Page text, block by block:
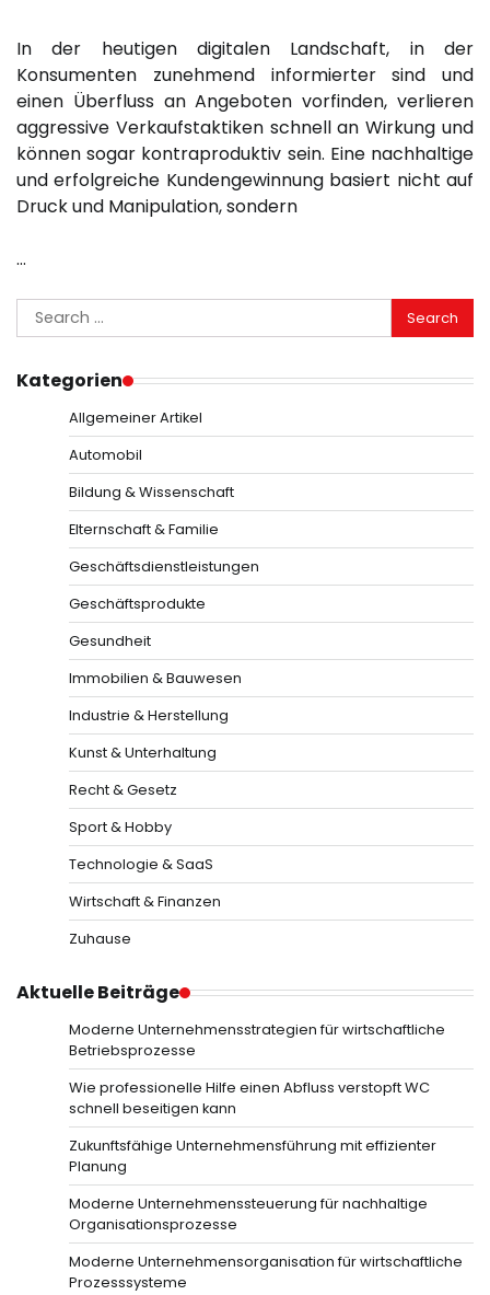
In der heutigen digitalen Landschaft, in der
Konsumenten zunehmend informierter sind und
einen Überfluss an Angeboten vorfinden, verlieren
aggressive Verkaufstaktiken schnell an Wirkung und
können sogar kontraproduktiv sein. Eine nachhaltige
und erfolgreiche Kundengewinnung basiert nicht auf
Druck und Manipulation, sondern
…
Search
for:
Kategorien
Allgemeiner Artikel
Automobil
Bildung & Wissenschaft
Elternschaft & Familie
Geschäftsdienstleistungen
Geschäftsprodukte
Gesundheit
Immobilien & Bauwesen
Industrie & Herstellung
Kunst & Unterhaltung
Recht & Gesetz
Sport & Hobby
Technologie & SaaS
Wirtschaft & Finanzen
Zuhause
Aktuelle Beiträge
Moderne Unternehmensstrategien für wirtschaftliche
Betriebsprozesse
Wie professionelle Hilfe einen Abfluss verstopft WC
schnell beseitigen kann
Zukunftsfähige Unternehmensführung mit effizienter
Planung
Moderne Unternehmenssteuerung für nachhaltige
Organisationsprozesse
Moderne Unternehmensorganisation für wirtschaftliche
Prozesssysteme